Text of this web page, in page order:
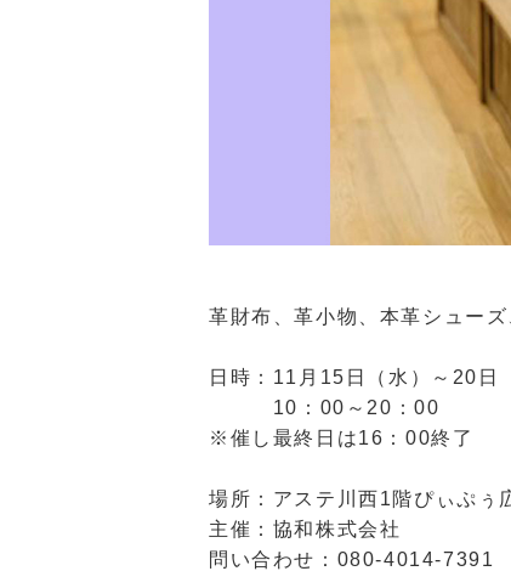
革財布、革小物、本革シュー
日時：11月15日（水）～20日
10：00～20：00
※催し最終日は16：00終了
場所：アステ川西1階ぴぃぷぅ
主催：協和株式会社
問い合わせ：080-4014-7391